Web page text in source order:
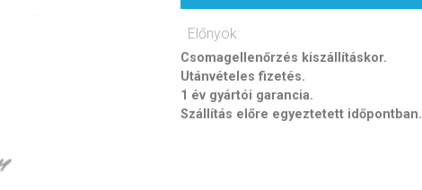
Előnyök:
Csomagellenőrzés kiszállításkor.
Utánvételes fizetés.
1 év gyártói garancia.
Szállítás előre egyeztetett időpontban.